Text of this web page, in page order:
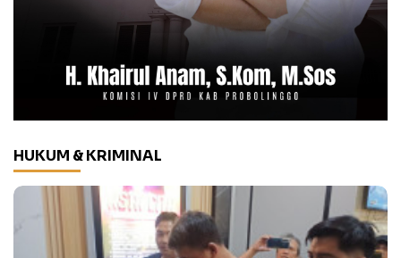
HUKUM & KRIMINAL